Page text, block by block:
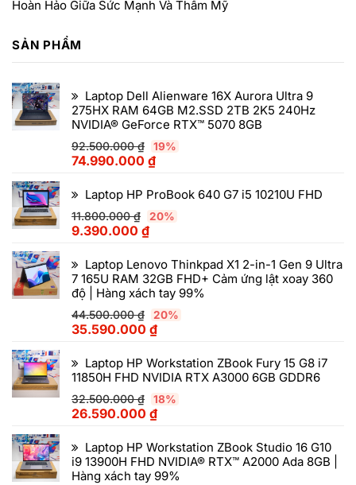
Hoàn Hảo Giữa Sức Mạnh Và Thẩm Mỹ
SẢN PHẨM
Laptop Dell Alienware 16X Aurora Ultra 9
275HX RAM 64GB M2.SSD 2TB 2K5 240Hz
NVIDIA® GeForce RTX™ 5070 8GB
92.500.000₫ 19%
74.990.000 ₫
Laptop HP ProBook 640 G7 i5 10210U FHD
11.800.000₫ 20%
9.390.000 ₫
Laptop Lenovo Thinkpad X1 2-in-1 Gen 9 Ultra
7 165U RAM 32GB FHD+ Cảm ứng lật xoay 360
độ | Hàng xách tay 99%
44.500.000₫ 20%
35.590.000 ₫
Laptop HP Workstation ZBook Fury 15 G8 i7
11850H FHD NVIDIA RTX A3000 6GB GDDR6
32.500.000₫ 18%
26.590.000 ₫
Laptop HP Workstation ZBook Studio 16 G10
i9 13900H FHD NVIDIA® RTX™ A2000 Ada 8GB |
Hàng xách tay 99%